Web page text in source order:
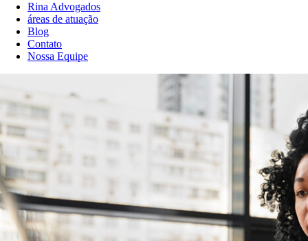
Rina Advogados
áreas de atuação
Blog
Contato
Nossa Equipe